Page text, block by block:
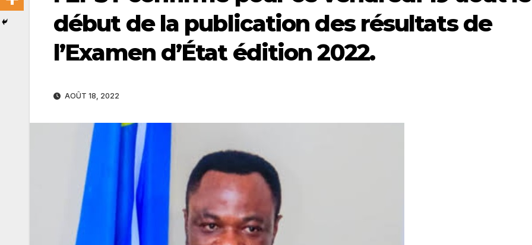
début de la publication des résultats de
l’Examen d’État édition 2022.
AOÛT 18, 2022